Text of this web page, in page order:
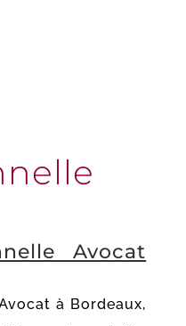
Avocat
à Bordeaux,